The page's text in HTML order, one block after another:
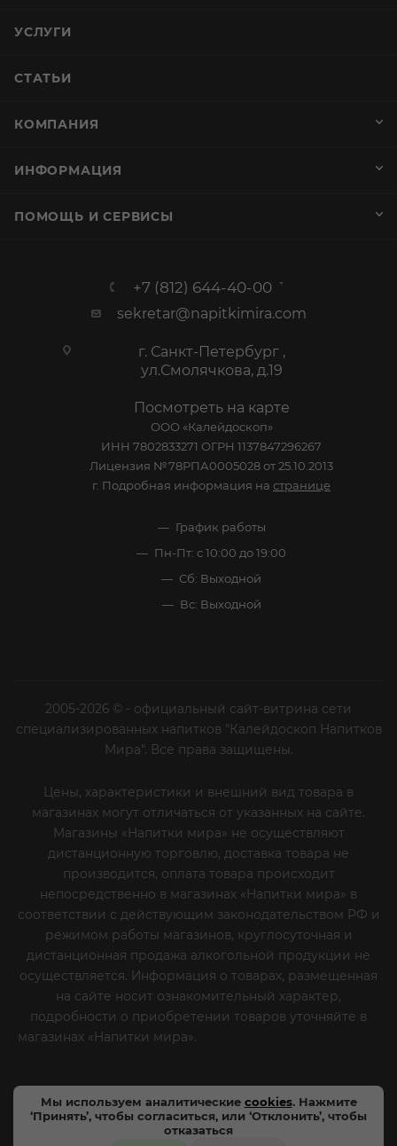
Мы используем аналитические cookies. Нажмите
‘Принять’, чтобы согласиться, или ‘Отклонить’, чтобы
отказаться
УСЛУГИ
СТАТЬИ
КОМПАНИЯ
ИНФОРМАЦИЯ
ПОМОЩЬ И СЕРВИСЫ
+7 (812) 644-40-00
sekretar@napitkimira.com
г. Санкт-Петербург ,
ул.Смолячкова, д.19
Посмотреть на карте
ООО «Калейдоскоп»
ИНН 7802833271 ОГРН 1137847296267
Лицензия №78РПА0005028 от 25.10.2013
г. Подробная информация на странице
График работы
Пн-Пт: с 10:00 до 19:00
Сб: Выходной
Вс: Выходной
2005-2026 © - официальный сайт-витрина сети
специализированных напитков "Калейдоскоп Напитков
Мира". Все права защищены.
Цены, характеристики и внешний вид товара в
магазинах могут отличаться от указанных на сайте.
Магазины «Напитки мира» не осуществляют
дистанционную торговлю, доставка товара не
производится, оплата товара происходит
непосредственно в магазинах «Напитки мира» в
соответствии с действующим законодательством РФ и
режимом работы магазинов, круглосуточная и
дистанционная продажа алкогольной продукции не
осуществляется. Информация о товарах, размещенная
на сайте носит ознакомительный характер,
подробности о приобретении товаров уточняйте в
магазинах «Напитки мира».